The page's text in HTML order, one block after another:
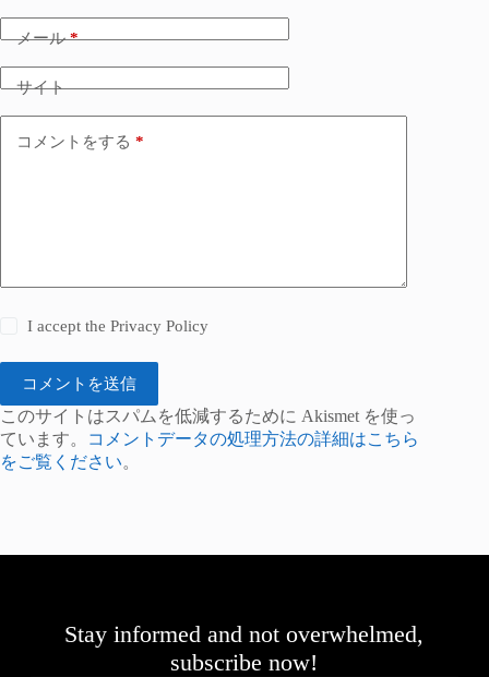
メール*
サイト
コメントをする *
I accept thePrivacy Policy
コメントを送信
このサイトはスパムを低減するために Akismet を使っ
ています。
コメントデータの処理方法の詳細はこちら
をご覧ください。
Stay informed and not overwhelmed,
subscribe now!